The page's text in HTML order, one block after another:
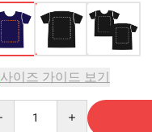
사이즈 가이드 보기